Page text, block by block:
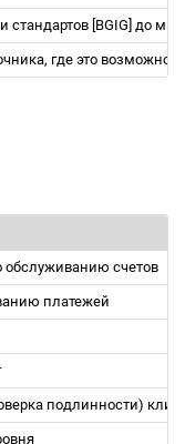
[BGIG] до
где это возможно
обслуживанию счетов
платежей
подлинности)